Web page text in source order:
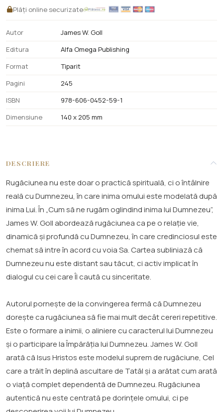
Plăți online securizate
Autor
James W. Goll
Editura
Alfa Omega Publishing
Format
Tiparit
Pagini
245
ISBN
978-606-0452-59-1
Dimensiune
140 x 205 mm
DESCRIERE
Rugăciunea nu este doar o practică spirituală, ci o întâlnire
reală cu Dumnezeu, în care inima omului este modelată după
inima Lui. În „Cum să ne rugăm oglindind inima lui Dumnezeu”,
James W. Goll abordează rugăciunea ca pe o relație vie,
dinamică și profundă cu Dumnezeu, în care credinciosul este
chemat să intre în acord cu voia Sa. Cartea subliniază că
Dumnezeu nu este distant sau tăcut, ci activ implicat în
dialogul cu cei care Îl caută cu sinceritate.
Autorul pornește de la convingerea fermă că Dumnezeu
dorește ca rugăciunea să fie mai mult decât cereri repetitive.
Este o formare a inimii, o aliniere cu caracterul lui Dumnezeu
și o participare la Împărăția lui Dumnezeu. James W. Goll
arată că Isus Hristos este modelul suprem de rugăciune, Cel
care a trăit în deplină ascultare de Tatăl și a arătat cum arată
o viață complet dependentă de Dumnezeu. Rugăciunea
autentică nu este centrată pe dorințele omului, ci pe